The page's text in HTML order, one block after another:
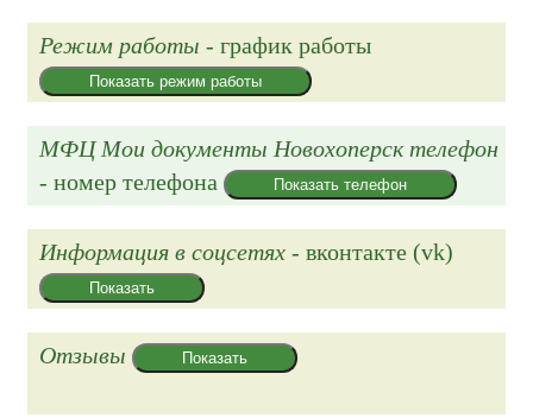
Режим работы - график работы
Показать режим работы
МФЦ Мои документы Новохоперск телефон
- номер телефона
Показать телефон
Информация в соцсетях - вконтакте (vk)
Показать
Отзывы Показать